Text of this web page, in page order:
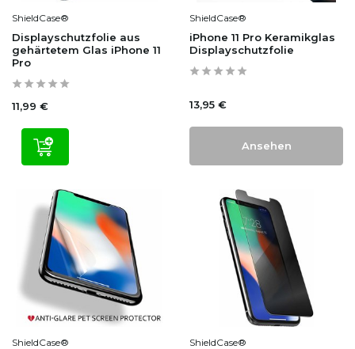
ShieldCase®
Displayschutzfolie aus
gehärtetem Glas iPhone 11
Pro
11,99 €
ShieldCase®
iPhone 11 Pro Keramikglas
Displayschutzfolie
13,95 €
Ansehen
ShieldCase® ShieldCase®